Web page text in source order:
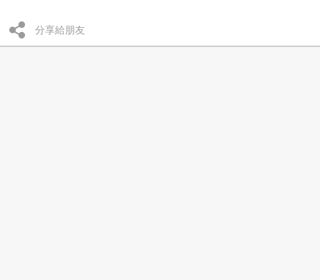
分享給朋友